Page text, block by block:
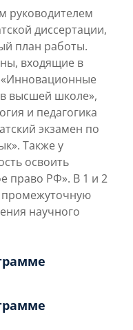
руководителем
диссертации,
план работы.
входящие в
высшей школе»,
и педагогика
экзамен по
Также у
освоить
право РФ». В 1 и 2
промежуточную
научного